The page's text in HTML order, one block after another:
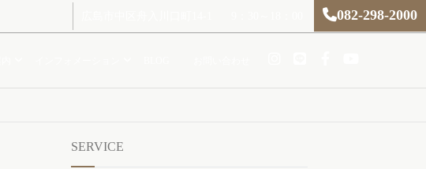
082-298-2000
SERVICE